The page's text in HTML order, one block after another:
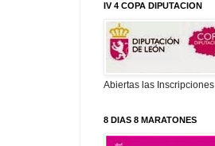
IV 4 COPA DIPUTACION
Abiertas las Inscripciones
8 DIAS 8 MARATONES